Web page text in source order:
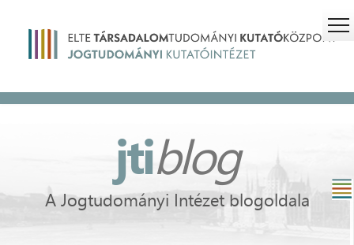
jtiblog
A Jogtudományi Intézet blogoldala